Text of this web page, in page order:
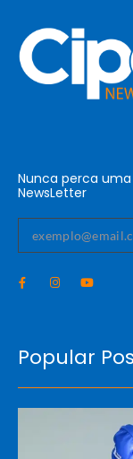
Nunca perca
NewsLetter
Popular